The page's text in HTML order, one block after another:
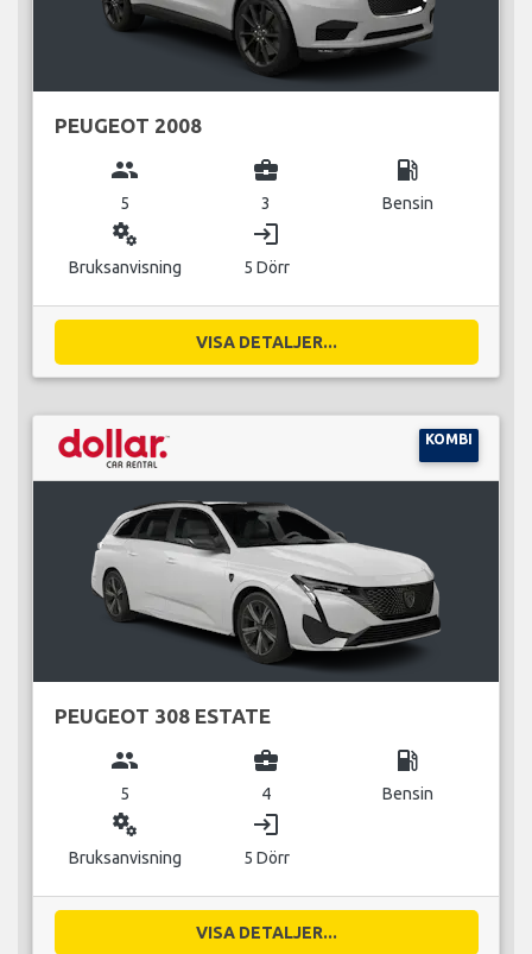
PEUGEOT 2008
group
5
business_center
3
local_gas_station
Bensin
miscellaneous_services
Bruksanvisning
login
5 Dörr
VISA DETALJER...
KOMBI
PEUGEOT 308 ESTATE
group
5
business_center
4
local_gas_station
Bensin
miscellaneous_services
Bruksanvisning
login
5 Dörr
VISA DETALJER...